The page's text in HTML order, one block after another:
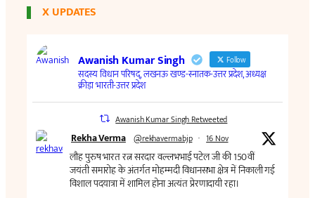
X UPDATES